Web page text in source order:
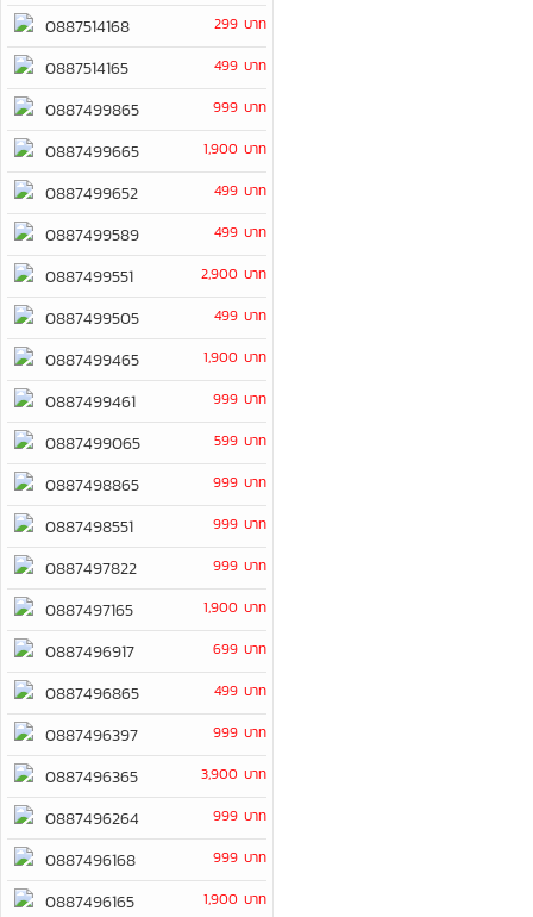
0887514168 299 บาท
0887514165 499 บาท
0887499865 999 บาท
0887499665 1,900 บาท
0887499652 499 บาท
0887499589 499 บาท
0887499551 2,900 บาท
0887499505 499 บาท
0887499465 1,900 บาท
0887499461 999 บาท
0887499065 599 บาท
0887498865 999 บาท
0887498551 999 บาท
0887497822 999 บาท
0887497165 1,900 บาท
0887496917 699 บาท
0887496865 499 บาท
0887496397 999 บาท
0887496365 3,900 บาท
0887496264 999 บาท
0887496168 999 บาท
0887496165 1,900 บาท